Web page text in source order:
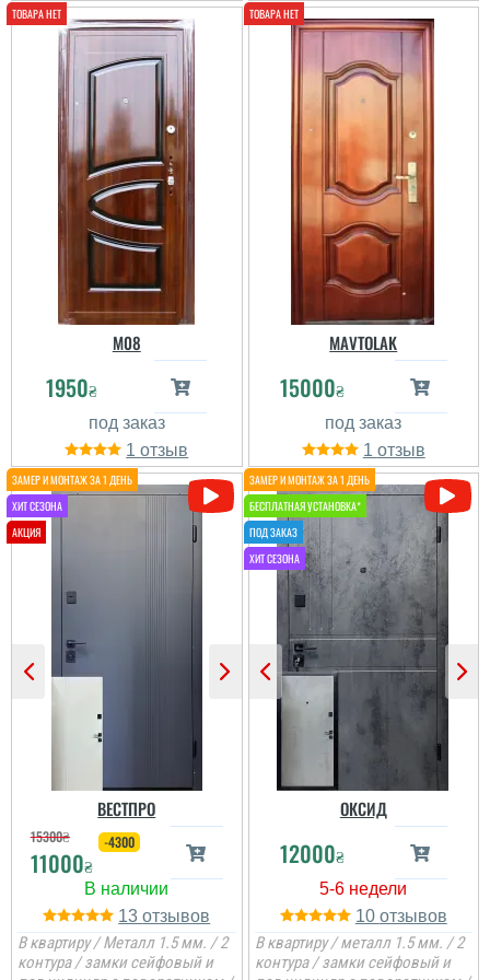
Повністю задоволений
покупкою. Двері
виглядають стильно,
забезпечують гарну
звукоізоляцію. Дякую за
відмінний сервіс...
читати всі відгуки
Евгения
Квартира для сьема и
плюс пеерсылка
тип дверей оказался по
цене лучше, чем у
остальных и поэтому
читати всі відгуки
Даша
Все чудово і
сподобалось і навіть те
що декілька разів
звонила логістка та
переносила установку,
установщики теж не
завжди встигали, але
встановили і все ок, такі
самі по виду зсередини
замовила міжкі...
читати всі відгуки
M08
1950₴
1
MAVTOLAK
15000₴
1
ВЕСТПРО
15300₴
11000₴
-4300
13
В квартиру / Металл 1.5 мм. / 2
контура / замки сейфовый и
ОКСИД
12000₴
10
В квартиру / металл 1.5 мм. / 2
контура / замки сейфовый и